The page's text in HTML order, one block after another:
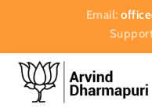
Email: